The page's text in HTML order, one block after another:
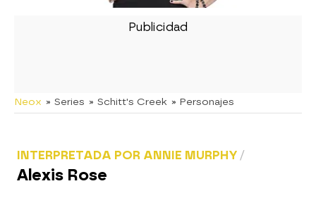
Neox » Series » Schitt's Creek » Personajes
INTERPRETADA POR ANNIE MURPHY
Alexis Rose